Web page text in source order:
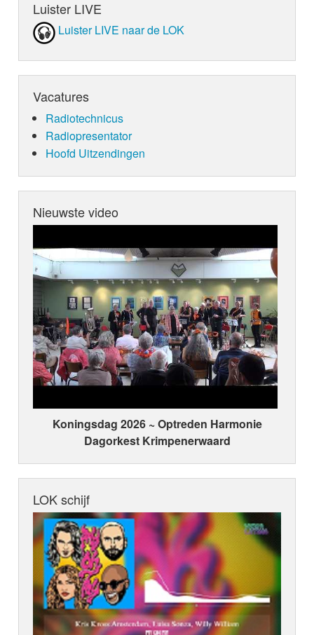
Luister LIVE
Luister LIVE naar de LOK
Vacatures
Radiotechnicus
Radiopresentator
Hoofd Uitzendingen
Nieuwste video
Koningsdag 2026 ~ Optreden Harmonie
Dagorkest Krimpenerwaard
LOK schijf